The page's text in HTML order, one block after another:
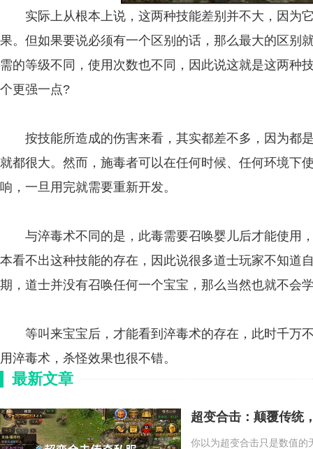
实际上从根本上说，这两种技能差别并不大，因为
果。但如果要说必须有一个区别的话，那么最大的区别
需的等级不同，使用次数也不同，因此说这就是这两种
个更强一点?
按技能所造成的伤害来看，其实都差不多，因为都
就都很大。然而，施毒者可以在任何时候、任何环境下
响，一旦用完就需要重新开发。
与淬毒术不同的是，此毒需要召唤婴儿后才能使用
本看不出这种技能的存在，因此说很多道士玩家不知道
期，道士并没有召唤任何一个宝宝，那么当然也就不会
等叫来宝宝后，才能看到淬毒术的存在，此时千万
用淬毒术，杀怪效果也很不错。
最新文章
超变合击：颠覆传统
你以为超变合击只是数值的